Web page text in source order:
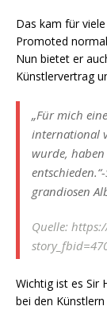
Das kam für
Promoted
Nun bietet er
Künstlervertrag
„Für mich
international
wurde,
grandiosen
Quelle:
Wichtig ist es Sir
bei den